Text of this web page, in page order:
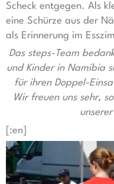
Scheck entgegen. Als
eine Schürze aus der
als Erinnerung im
Das steps-Team
und Kinder in Namibia
für ihren Doppel-
Wir freuen uns sehr,
[:en]